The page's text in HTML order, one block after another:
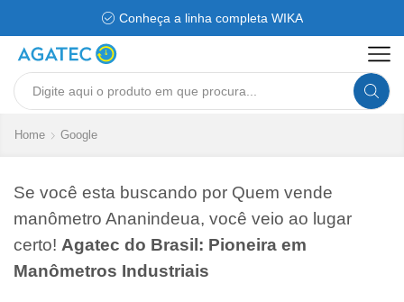
Conheça a linha completa WIKA
Search
Home Google
Se você esta buscando por Quem vende
manômetro Ananindeua, você veio ao lugar
certo! Agatec do Brasil: Pioneira em
Manômetros Industriais